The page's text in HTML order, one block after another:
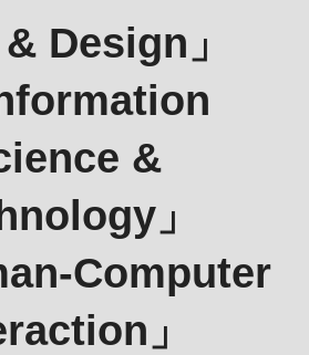
& Design」
&
」
Computer
」